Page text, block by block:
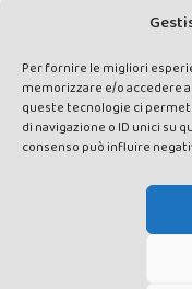
Per fornire le migliori
memorizzare e/o accedere
queste tecnologie ci
di navigazione o ID unici su
consenso può influire
rights reserved -
autorizzazione n°1 del
Cacace - E-mail:
Media